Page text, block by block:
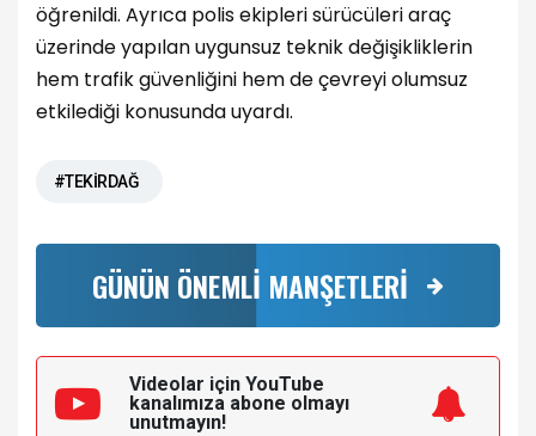
öğrenildi. Ayrıca polis ekipleri sürücüleri araç
üzerinde yapılan uygunsuz teknik değişikliklerin
hem trafik güvenliğini hem de çevreyi olumsuz
etkilediği konusunda uyardı.
#TEKİRDAĞ
GÜNÜN ÖNEMLİ MANŞETLERİ
Videolar için YouTube
kanalımıza abone olmayı
unutmayın!